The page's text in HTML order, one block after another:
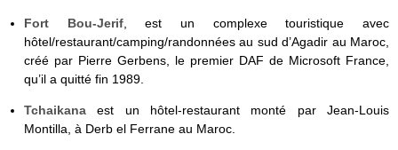
Fort Bou-Jerif, est un complexe touristique avec
hôtel/restaurant/camping/randonnées au sud d’Agadir au Maroc,
créé par Pierre Gerbens, le premier DAF de Microsoft France,
qu’il a quitté fin 1989.
Tchaikanaest un hôtel-restaurant monté par Jean-Louis
Montilla, à Derb el Ferrane au Maroc.